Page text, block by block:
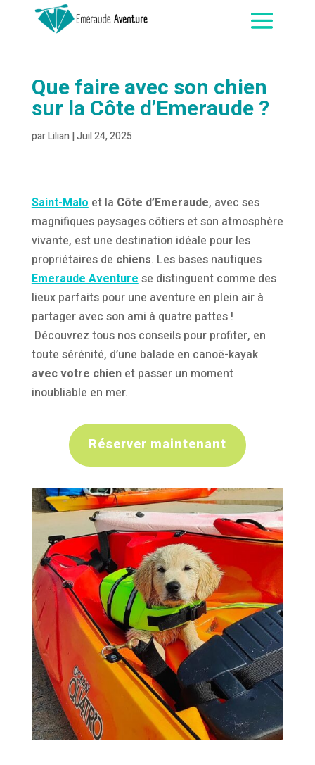
Que faire avec son chien
sur la Côte d’Emeraude ?
parLilian |Juil 24, 2025
Saint-Maloet la Côte d’Emeraude, avec ses
magnifiques paysages côtiers et son atmosphère
vivante, est une destination idéale pour les
propriétaires de chiens. Les bases nautiques
Emeraude Aventurese distinguent comme des
lieux parfaits pour une aventure en plein air à
partager avec son ami à quatre pattes !
Découvrez tous nos conseils pour profiter, en
toute sérénité, d’une balade en canoë-kayak
avec votre chienet passer un moment
inoubliable en mer.
Réserver maintenant